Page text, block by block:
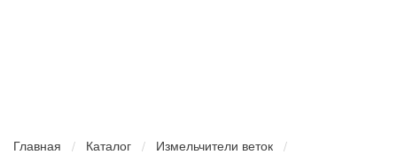
Главная Каталог
Измельчители веток